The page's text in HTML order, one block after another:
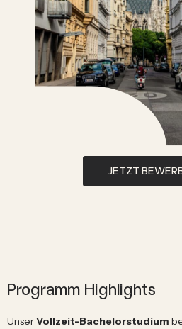
JETZT
Programm Highlights
UnserVollzeit-Bachelorstudium